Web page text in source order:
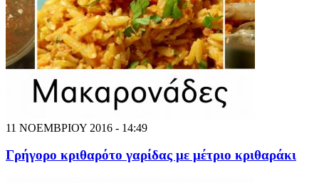
11 ΝΟΕΜΒΡΙΟΥ 2016 - 14:49
Γρήγορο κριθαρότο γαρίδας με μέτριο κριθαράκι